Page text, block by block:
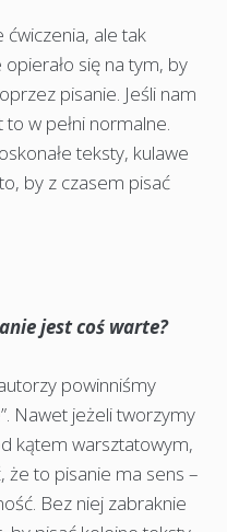
ćwiczenia, ale tak
się na tym, by
pisanie. Jeśli nam
w pełni normalne.
teksty, kulawe
by z czasem pisać
jest coś warte?
powinniśmy
Nawet jeżeli tworzymy
kątem warsztatowym,
że to pisanie ma sens –
Bez niej zabraknie